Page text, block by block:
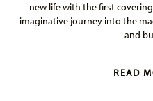
new life with the first
imaginative journey into the
and
READ